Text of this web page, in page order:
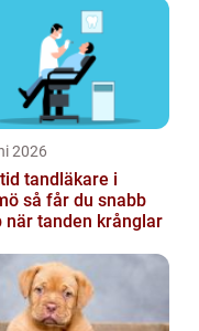
2026
tandläkare i
snabb
när tanden krånglar